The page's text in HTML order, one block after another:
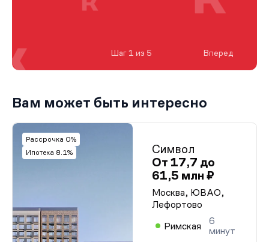
Шаг 1 из 5 Вперед
Вам может быть интересно
Рассрочка 0%
Ипотека 8.1%
Символ
От 17,7 до
61,5 млн ₽
Москва, ЮВАО,
Лефортово
Римская
6
минут